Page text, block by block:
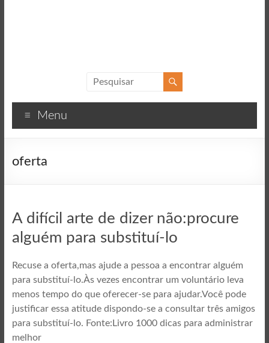
Textos
motivacionais
sucesso
Menu
oferta
A difícil arte de dizer não:procure
alguém para substituí-lo
Recuse a oferta,mas ajude a pessoa a encontrar alguém
para substituí-lo.Às vezes encontrar um voluntário leva
menos tempo do que oferecer-se para ajudar.Você pode
justificar essa atitude dispondo-se a consultar três amigos
para substituí-lo. Fonte:Livro 1000 dicas para administrar
melhor